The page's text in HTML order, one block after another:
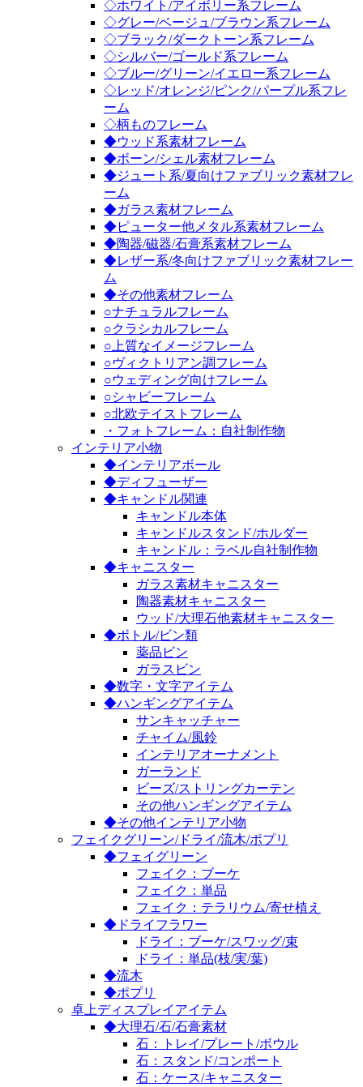
◇ホワイト/アイボリー系フレーム
◇グレー/ベージュ/ブラウン系フレーム
◇ブラック/ダークトーン系フレーム
◇シルバー/ゴールド系フレーム
◇ブルー/グリーン/イエロー系フレーム
◇レッド/オレンジ/ピンク/パープル系フレ
ーム
◇柄ものフレーム
◆ウッド系素材フレーム
◆ボーン/シェル素材フレーム
◆ジュート系/夏向けファブリック素材フレ
ーム
◆ガラス素材フレーム
◆ピューター他メタル系素材フレーム
◆陶器/磁器/石膏系素材フレーム
◆レザー系/冬向けファブリック素材フレー
ム
◆その他素材フレーム
○ナチュラルフレーム
○クラシカルフレーム
○上質なイメージフレーム
○ヴィクトリアン調フレーム
○ウェディング向けフレーム
○シャビーフレーム
○北欧テイストフレーム
・フォトフレーム：自社制作物
インテリア小物
◆インテリアボール
◆ディフューザー
◆キャンドル関連
キャンドル本体
キャンドルスタンド/ホルダー
キャンドル：ラベル自社制作物
◆キャニスター
ガラス素材キャニスター
陶器素材キャニスター
ウッド/大理石他素材キャニスター
◆ボトル/ビン類
薬品ビン
ガラスビン
◆数字・文字アイテム
◆ハンギングアイテム
サンキャッチャー
チャイム/風鈴
インテリアオーナメント
ガーランド
ビーズ/ストリングカーテン
その他ハンギングアイテム
◆その他インテリア小物
フェイクグリーン/ドライ/流木/ポプリ
◆フェイグリーン
フェイク：ブーケ
フェイク：単品
フェイク：テラリウム/寄せ植え
◆ドライフラワー
ドライ：ブーケ/スワッグ/束
ドライ：単品(枝/実/葉)
◆流木
◆ポプリ
卓上ディスプレイアイテム
◆大理石/石/石膏素材
石：トレイ/プレート/ボウル
石：スタンド/コンポート
石：ケース/キャニスター